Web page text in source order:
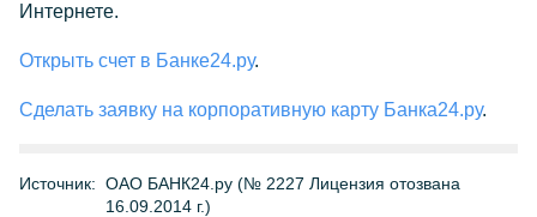
Интернете.
Открыть счет в Банке24.ру.
Сделать заявку на корпоративную карту Банка24.ру.
Источник: ОАО БАНК24.ру (№ 2227 Лицензия отозвана
16.09.2014 г.)